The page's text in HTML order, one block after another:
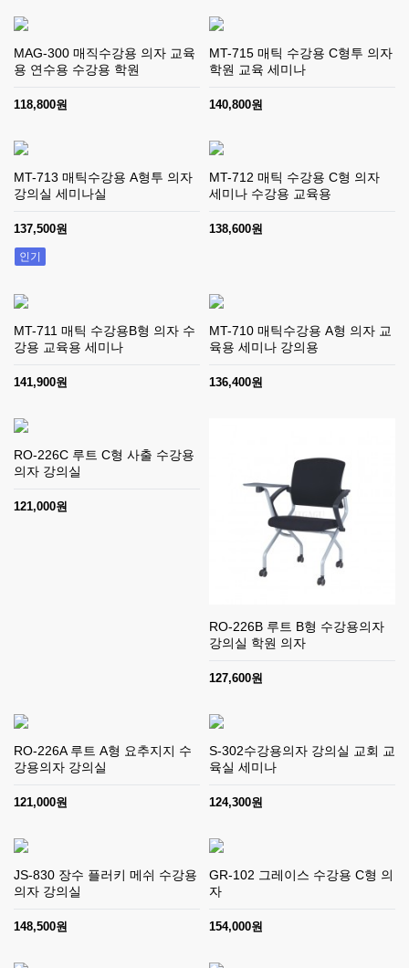
MAG-300 매직수강용 의자 교육
용 연수용 수강용 학원
118,800원
MT-715 매틱 수강용 C형투 의자
학원 교육 세미나
140,800원
MT-713 매틱수강용 A형투 의자
강의실 세미나실
137,500원
인기
MT-712 매틱 수강용 C형 의자
세미나 수강용 교육용
138,600원
MT-711 매틱 수강용B형 의자 수
강용 교육용 세미나
141,900원
MT-710 매틱수강용 A형 의자 교
육용 세미나 강의용
136,400원
RO-226C 루트 C형 사출 수강용
의자 강의실
121,000원
RO-226B 루트 B형 수강용의자
강의실 학원 의자
127,600원
RO-226A 루트 A형 요추지지 수
강용의자 강의실
121,000원
S-302수강용의자 강의실 교회 교
육실 세미나
124,300원
JS-830 장수 플러키 메쉬 수강용
의자 강의실
148,500원
GR-102 그레이스 수강용 C형 의
자
154,000원